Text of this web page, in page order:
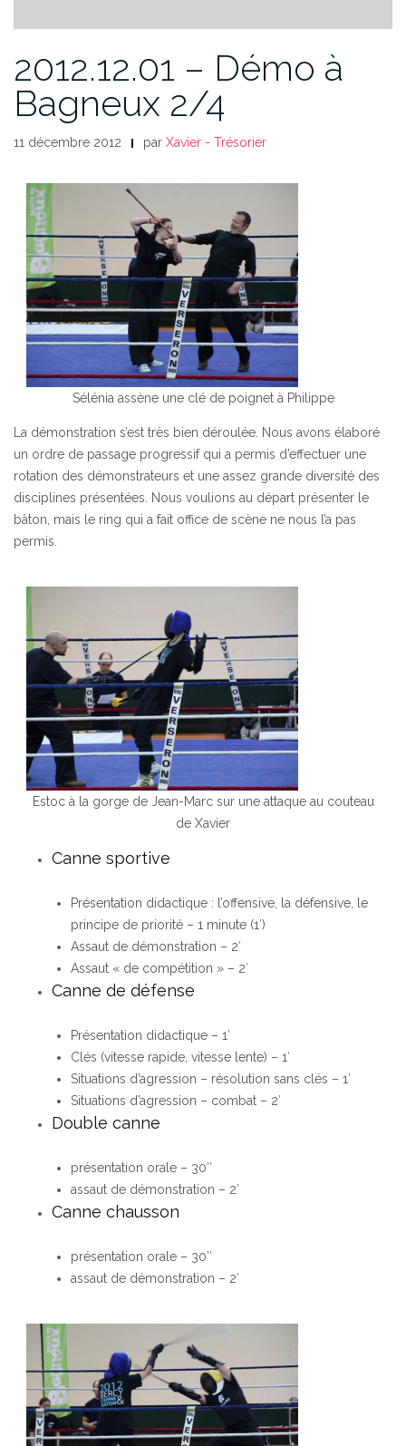
2012.12.01 – Démo à
Bagneux 2/4
11 décembre 2012 par Xavier - Trésorier
Sélénia assène une clé de poignet à Philippe
La démonstration s’est très bien déroulée. Nous avons élaboré
un ordre de passage progressif qui a permis d’effectuer une
rotation des démonstrateurs et une assez grande diversité des
disciplines présentées. Nous voulions au départ présenter le
bâton, mais le ring qui a fait office de scène ne nous l’a pas
permis.
Estoc à la gorge de Jean-Marc sur une attaque au couteau
de Xavier
Canne sportive
Présentation didactique : l’offensive, la défensive, le
principe de priorité – 1 minute (1′)
Assaut de démonstration – 2′
Assaut « de compétition » – 2′
Canne de défense
Présentation didactique – 1′
Clés (vitesse rapide, vitesse lente) – 1′
Situations d’agression – résolution sans clés – 1′
Situations d’agression – combat – 2′
Double canne
présentation orale – 30″
assaut de démonstration – 2′
Canne chausson
présentation orale – 30″
assaut de démonstration – 2′